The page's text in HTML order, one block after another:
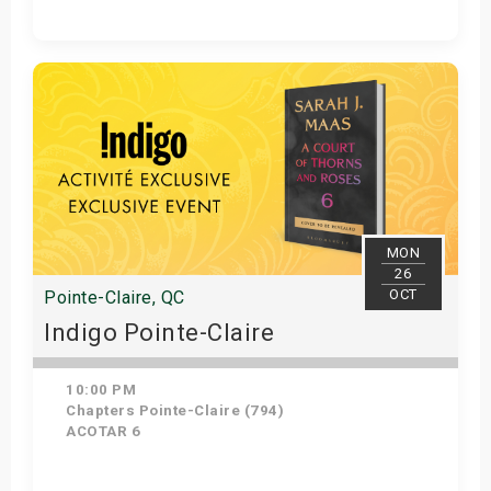
Get Tickets
MON
26
OCT
Pointe-Claire, QC
Indigo Pointe-Claire
10:00 PM
Chapters Pointe-Claire (794)
ACOTAR 6